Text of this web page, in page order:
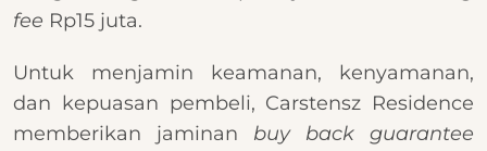
fee Rp15 juta.
Untuk menjamin keamanan, kenyamanan,
dan kepuasan pembeli, Carstensz Residence
memberikan jaminan buy back guarantee